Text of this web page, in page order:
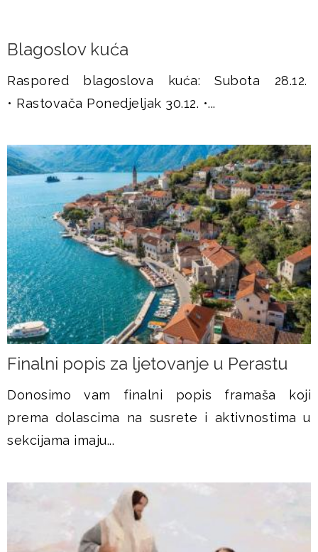
šBlagoslov kuća
Raspored blagoslova kuća: Subota 28.12.
• Rastovača Ponedjeljak 30.12. •...
Finalni popis za ljetovanje u Perastu
Donosimo vam finalni popis framaša koji
prema dolascima na susrete i aktivnostima u
sekcijama imaju...